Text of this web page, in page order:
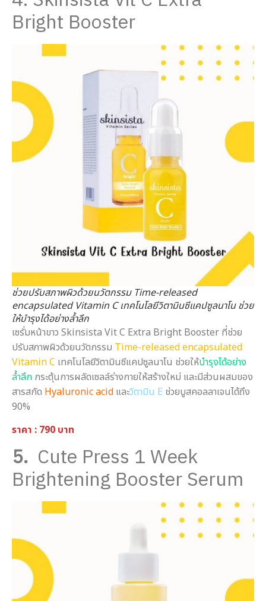
Bright Booster
ช่วยปรับสภาพผิวด้วยนวัตกรรม Time-released
encapsulated Vitamin C เทคโนโลยีวิตามินซีแคปซูลนาโน ช่วย
ให้บำรุงได้อย่างล้ำลึก
เซรั่มหน้าขาว Skinsista Vit C Extra Bright Booster ที่ช่วย
ปรับสภาพผิวด้วยนวัตกรรม Time-released encapsulated
Vitamin C เทคโนโลยีวิตามินซีแคปซูลนาโน ช่วยให้บำรุงได้อย่าง
ล้ำลึก กระตุ้นการผลัดเซลล์ร่างกายให้สร้างใหม่ และมีส่วนผสมของ
สารสกัด Hyaluronic acid และวิตามิน E ช่วยบูสคอลลาเจนได้ถึง
90%
ราคา : 790 บาท
5. Cute Press 1 Week
Brightening Booster Serum